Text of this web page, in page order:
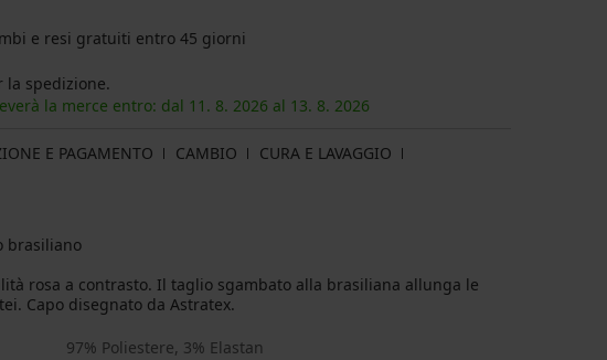
e resi gratuiti entro 45 giorni
la spedizione.
la merce entro: dal 11. 8. 2026 al 13. 8. 2026
E PAGAMENTO CAMBIO
CURA E LAVAGGIO
brasiliano
rosa a contrasto. Il taglio sgambato alla brasiliana allunga le
Capo disegnato da Astratex.
97% Poliestere, 3% Elastan